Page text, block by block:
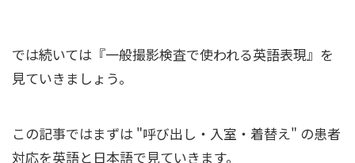
では続いては『一般撮影検査で使われる英語表現』を
見ていきましょう。
この記事ではまずは "呼び出し・入室・着替え" の患者
対応を英語と日本語で見ていきます。